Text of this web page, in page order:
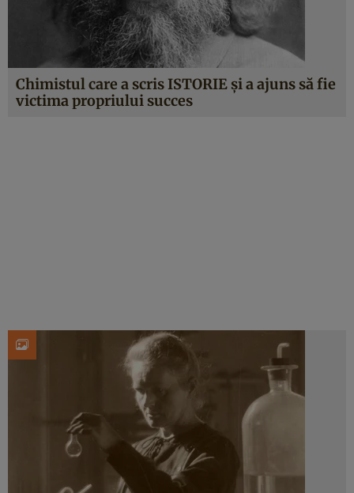
Chimistul care a scris ISTORIE şi a ajuns să fie
victima propriului succes